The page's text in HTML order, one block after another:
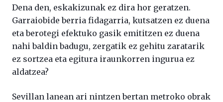
Dena den, eskakizunak ez dira hor geratzen.
Garraiobide berria fidagarria, kutsatzen ez duena
eta berotegi efektuko gasik emititzen ez duena
nahi baldin badugu, zergatik ez gehitu zaratarik
ez sortzea eta egitura iraunkorren ingurua ez
aldatzea?
Sevillan lanean ari nintzen bertan metroko obrak